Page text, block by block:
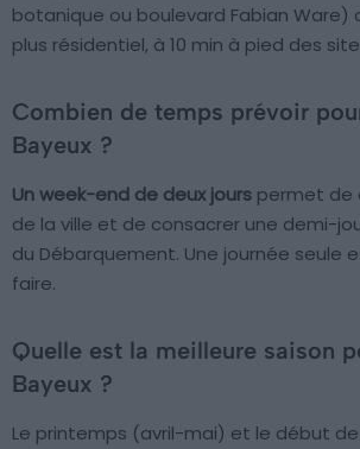
botanique ou boulevard Fabian Ware)
plus résidentiel, à 10 min à pied des
Combien de temps prévoir
Bayeux ?
Un week-end de deux jours permet de
de la ville et de consacrer une demi-
du Débarquement. Une journée seule
faire.
Quelle est la meilleure saison
Bayeux ?
Le printemps (avril-mai) et le début de